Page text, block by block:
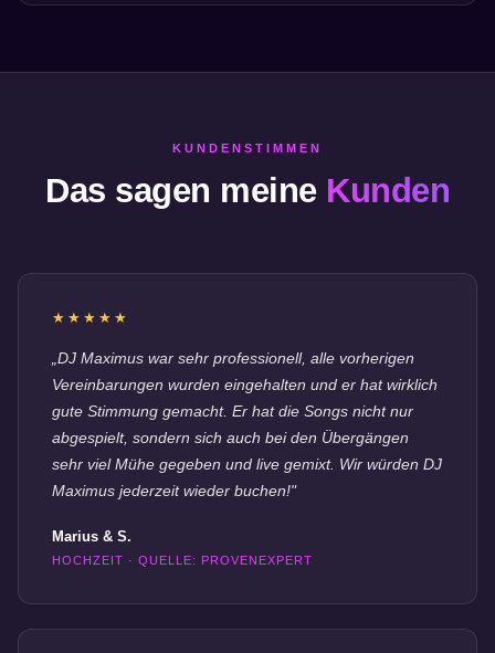
KUNDENSTIMMEN
Das sagen meine Kunden
★★★★★
„DJ Maximus war sehr professionell, alle vorherigen
Vereinbarungen wurden eingehalten und er hat wirklich
gute Stimmung gemacht. Er hat die Songs nicht nur
abgespielt, sondern sich auch bei den Übergängen
sehr viel Mühe gegeben und live gemixt. Wir würden DJ
Maximus jederzeit wieder buchen!"
Marius & S.
HOCHZEIT · QUELLE: PROVENEXPERT